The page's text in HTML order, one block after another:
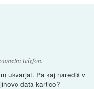
telefon.
ukvarjat. Pa kaj narediš v
data kartico?